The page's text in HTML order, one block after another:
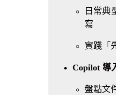
日常典
寫
實踐「
Copilot 導
盤點文